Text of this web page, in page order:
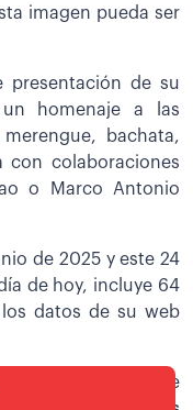
imagen pueda ser
presentación de su
un homenaje a las
bachata,
colaboraciones
o Marco Antonio
de 2025 y este 24
de hoy, incluye 64
datos de su web
la cantante